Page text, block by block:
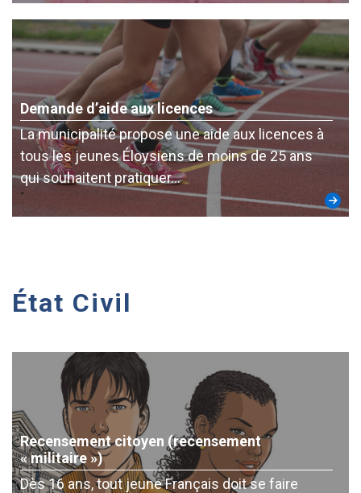
Demande d’aide aux licences
La municipalité propose une aide aux licences à
tous les jeunes Éloysiens de moins de 25 ans
qui souhaitent pratiquer…
État Civil
Recensement citoyen (recensement
« militaire »)
Dès 16 ans, tout jeune Français doit se faire